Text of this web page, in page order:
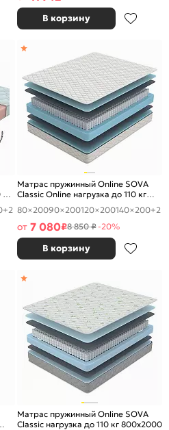
В корзину
+2
Матрас пружинный Online SOVA
Classic Online нагрузка до 110 кг
800x2000
80×20090×200120×200140×200+2
от 7 080₽8 850 ₽-20%
В корзину
Матрас пружинный Online SOVA
Classic нагрузка до 110 кг 800x2000